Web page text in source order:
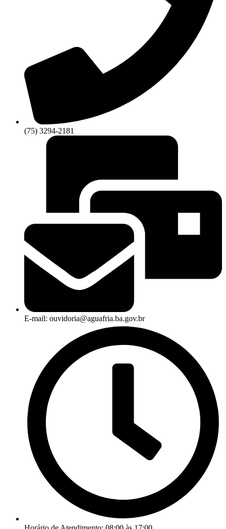
(75) 3294-2181
E-mail: ouvidoria@aguafria.ba.gov.br